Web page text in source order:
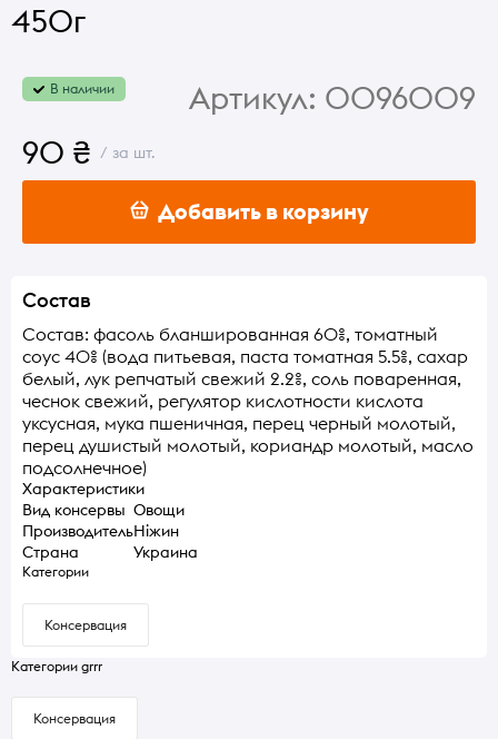
450г
В наличии Артикул: 0096009
90 ₴ / за шт.
Добавить в корзину
Состав
Состав: фасоль бланшированная 60%, томатный
соус 40% (вода питьевая, паста томатная 5.5%, сахар
белый, лук репчатый свежий 2.2%, соль поваренная,
чеснок свежий, регулятор кислотности кислота
уксусная, мука пшеничная, перец черный молотый,
перец душистый молотый, кориандр молотый, масло
подсолнечное)
Характеристики
Вид консервы Овощи
ПроизводительНіжин
Страна
Украина
Категории
Консервация
Категории grrr
Консервация